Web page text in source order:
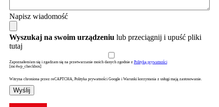
Napisz wiadomość
Wyszukaj na swoim urządzeniu lub przeciągnij i upuść pliki
tutaj
Zapoznałem/am się i zgadzam się na przetwarzanie moich danych zgodnie z Polityką prywatności
[mc4wp_checkbox]
Witryna chroniona przez reCAPTCHA, Polityka prywatności Google i Warunki korzystania z usługi mają zastosowanie.
Wyślij